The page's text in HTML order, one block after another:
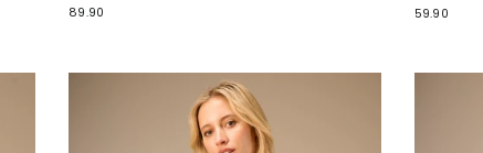
89.90 59.90